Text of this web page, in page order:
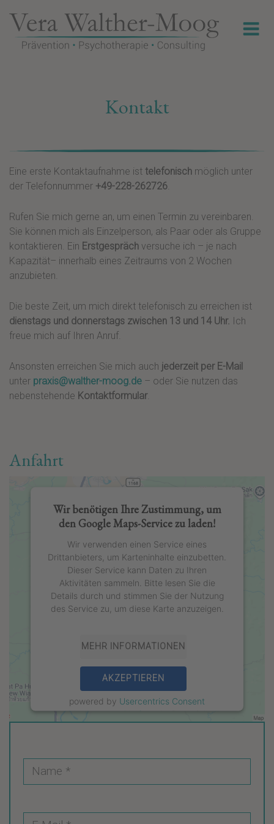
content
Kontakt
Eine erste Kontaktaufnahme ist telefonisch möglich unter
der Telefonnummer +49-228-262726
Rufen Sie mich gerne an, um einen Termin zu vereinbaren.
Sie können mich als Einzelperson, als Paar oder als Gruppe
kontaktieren. Ein Erstgespräch versuche ich – je nach
Kapazität– innerhalb eines Zeitraums von 2 Wochen
anzubieten.
Die beste Zeit, um mich direkt telefonisch zu erreichen ist
dienstags und donnerstags zwischen 13 und 14 Uhr. Ich
freue mich auf Ihren Anruf.
Ansonsten erreichen Sie mich auch jederzeit per E-Mail
unter praxis@walther-moog.de – oder Sie nutzen das
nebenstehende Kontaktformular.
Anfahrt
Wir benötigen Ihre Zustimmung, um
den Google Maps-Service zu laden!
Wir verwenden einen Service eines
Drittanbieters, um Karteninhalte einzubetten.
Dieser Service kann Daten zu Ihren
Aktivitäten sammeln. Bitte lesen Sie die
Details durch und stimmen Sie der Nutzung
des Service zu, um diese Karte anzuzeigen.
MEHR INFORMATIONEN
AKZEPTIEREN
powered by Usercentrics Consent
Management Platform&eRecht24